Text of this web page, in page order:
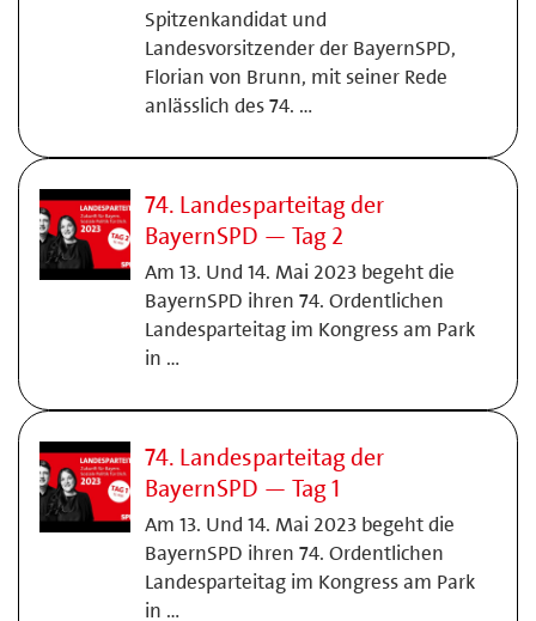
Spitzenkandidat und
Landesvorsitzender der BayernSPD,
Florian von Brunn, mit seiner Rede
anlässlich des 74. …
74. Landesparteitag der
BayernSPD — Tag 2
Am 13. Und 14. Mai 2023 begeht die
BayernSPD ihren 74. Ordentlichen
Landesparteitag im Kongress am Park
in …
74. Landesparteitag der
BayernSPD — Tag 1
Am 13. Und 14. Mai 2023 begeht die
BayernSPD ihren 74. Ordentlichen
Landesparteitag im Kongress am Park
in …